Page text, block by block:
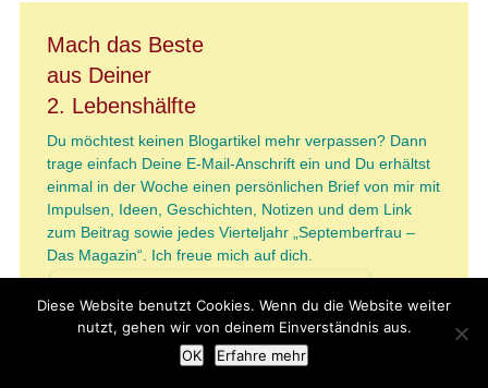
Mach das Beste
aus Deiner
2. Lebenshälfte
Du möchtest keinen Blogartikel mehr verpassen? Dann
trage einfach Deine E-Mail-Anschrift ein und Du erhältst
einmal in der Woche einen persönlichen Brief von mir mit
Impulsen, Ideen, Geschichten, Notizen und dem Link
zum Beitrag sowie jedes Vierteljahr „Septemberfrau –
Das Magazin“. Ich freue mich auf dich.
Diese Website benutzt Cookies. Wenn du die Website weiter
nutzt, gehen wir von deinem Einverständnis aus.
OK
Erfahre mehr